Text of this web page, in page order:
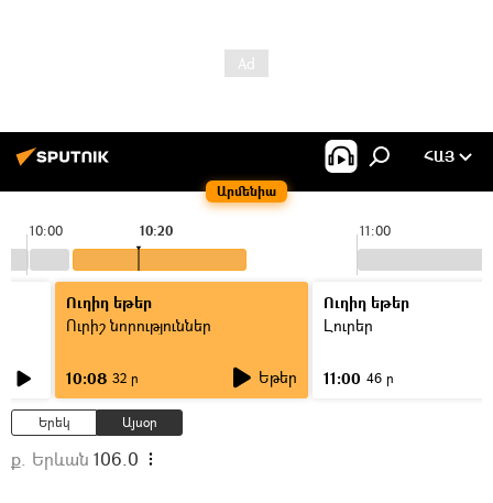
Արմենիա
ՀԱՅ
10:00 11:00
10:20
Ուղիղ եթեր
Ուրիշ նորություններ
10:08 32 ր Եթեր
Ուղիղ եթեր
Լուրեր
11:00 46 ր
Երեկ Այսօր
ք. Երևան 106.0